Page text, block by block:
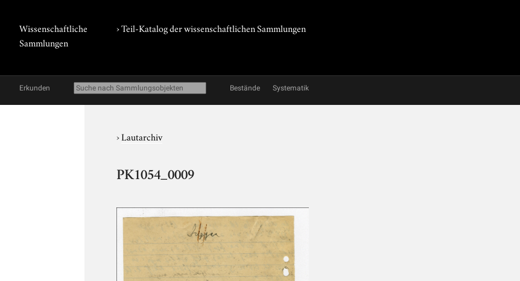
Wissenschaftliche
Sammlungen
› Teil-Katalog der wissenschaftlichen Sammlungen
Erkunden Bestände Systematik
›Lautarchiv
PK1054_0009